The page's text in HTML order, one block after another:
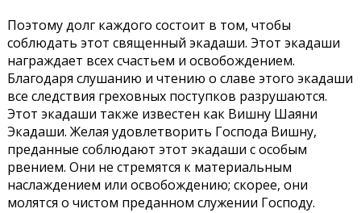
Поэтому долг каждого состоит в том, чтобы
соблюдать этот священный экадаши. Этот экадаши
награждает всех счастьем и освобождением.
Благодаря слушанию и чтению о славе этого экадаши
все следствия греховных поступков разрушаются.
Этот экадаши также известен как Вишну Шаяни
Экадаши. Желая удовлетворить Господа Вишну,
преданные соблюдают этот экадаши с особым
рвением. Они не стремятся к материальным
наслаждением или освобождению; скорее, они
молятся о чистом преданном служении Господу.